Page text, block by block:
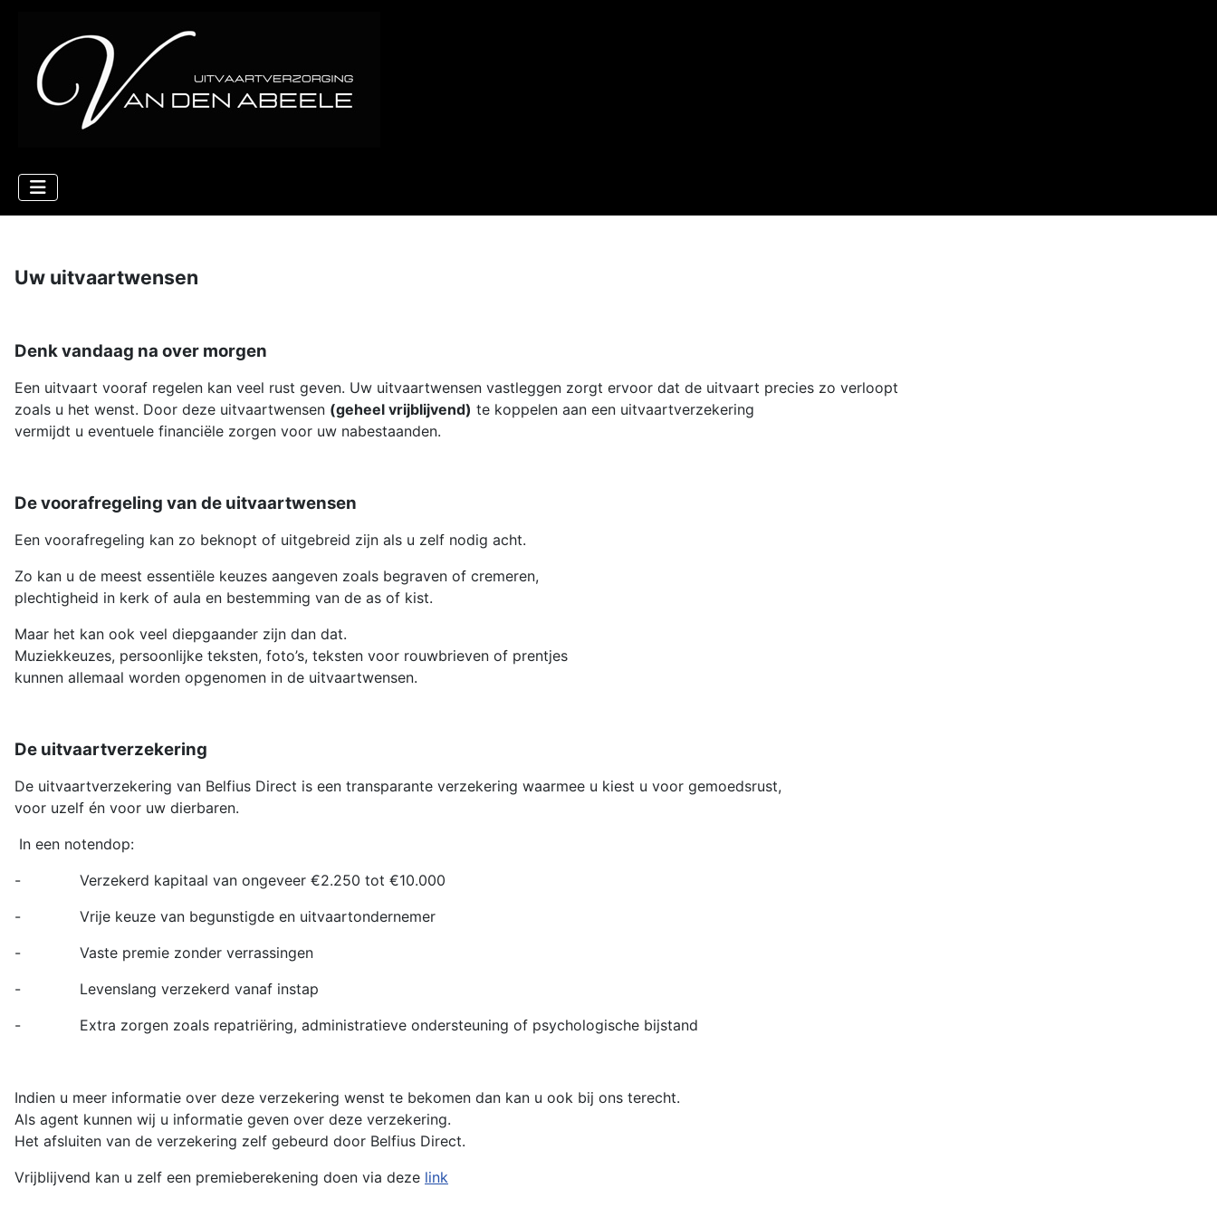
Uw uitvaartwensen
Denk vandaag na over morgen
Een uitvaart vooraf regelen kan veel rust geven. Uw uitvaartwensen vastleggen zorgt ervoor dat de uitvaart precies zo verloopt
zoals u het wenst. Door deze uitvaartwensen (geheel vrijblijvend) te koppelen aan een uitvaartverzekering
vermijdt u eventuele financiële zorgen voor uw nabestaanden.
De voorafregeling van de uitvaartwensen
Een voorafregeling kan zo beknopt of uitgebreid zijn als u zelf nodig acht.
Zo kan u de meest essentiële keuzes aangeven zoals begraven of cremeren,
plechtigheid in kerk of aula en bestemming van de as of kist.
Maar het kan ook veel diepgaander zijn dan dat.
Muziekkeuzes, persoonlijke teksten, foto’s, teksten voor rouwbrieven of prentjes
kunnen allemaal worden opgenomen in de uitvaartwensen.
De uitvaartverzekering
De uitvaartverzekering van Belfius Direct is een transparante verzekering waarmee u kiest u voor gemoedsrust,
voor uzelf én voor uw dierbaren.
In een notendop:
-
Verzekerd kapitaal van ongeveer €2.250 tot €10.000
-
Vrije keuze van begunstigde en uitvaartondernemer
-
Vaste premie zonder verrassingen
-
Levenslang verzekerd vanaf instap
-
Extra zorgen zoals repatriëring, administratieve ondersteuning of psychologische bijstand
Indien u meer informatie over deze verzekering wenst te bekomen dan kan u ook bij ons terecht.
Als agent kunnen wij u informatie geven over deze verzekering.
Het afsluiten van de verzekering zelf gebeurd door Belfius Direct.
Vrijblijvend kan u zelf een premieberekening doen via deze link